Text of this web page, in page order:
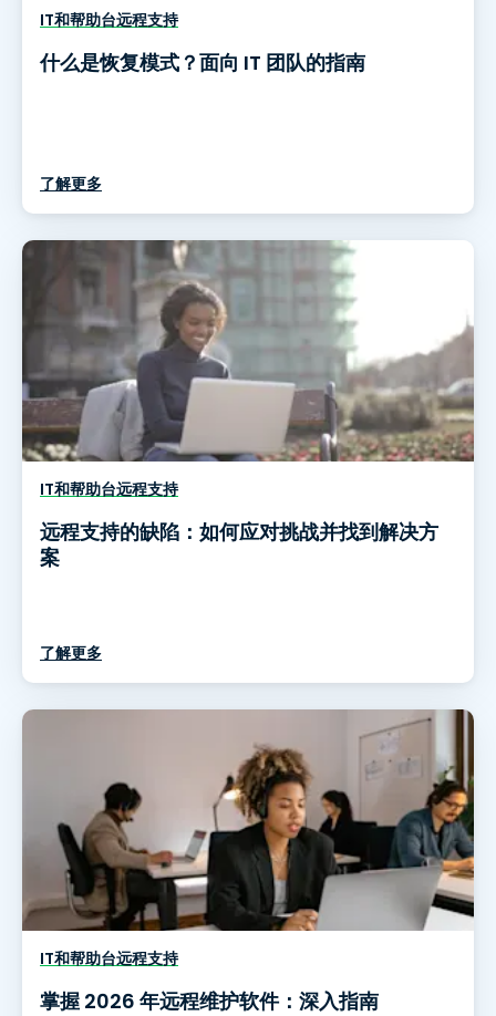
IT和帮助台远程支持
什么是恢复模式？面向 IT 团队的指南
了解更多
IT和帮助台远程支持
远程支持的缺陷：如何应对挑战并找到解决方
案
了解更多
IT和帮助台远程支持
掌握 2026 年远程维护软件：深入指南